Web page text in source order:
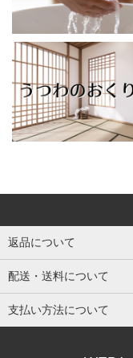
返品について
配送・送料について
支払い方法について